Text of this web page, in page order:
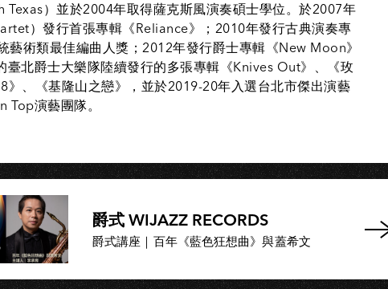
）並於2004年取得薩克斯風演奏碩士學位。於2007年
）發行首張專輯《Reliance》；2010年發行古典演奏專
藝術類最佳編曲人獎；2012年發行爵士專輯《New Moon》
臺北爵士大樂隊陸續發行的多張專輯《Knives Out》、《玫
》、《基隆山之戀》，並於2019-20年入選台北市傑出演藝
Top演藝團隊。
爵式 WIJAZZ RECORDS
爵式講座｜百年《藍色狂想曲》與蓋希文